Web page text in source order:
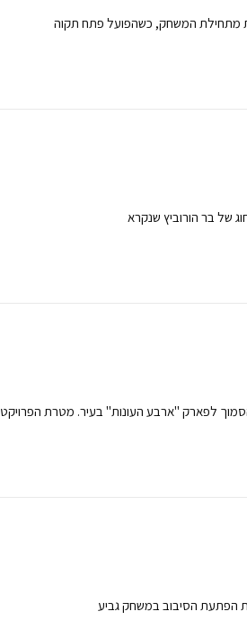
של בר הורוביץ שנקרא
לפארק "ארבע העונות" בעיר. מטרת הפרויקט
הפתעת הסיבוב במשחק גביע